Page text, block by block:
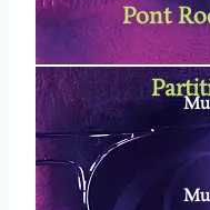
Pont